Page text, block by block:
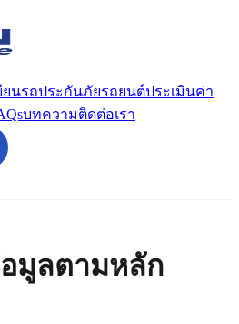
ยนรถประกันภัยรถยนต์ประเมินค่า
บทความติดต่อเรา
อมูลตามหลัก